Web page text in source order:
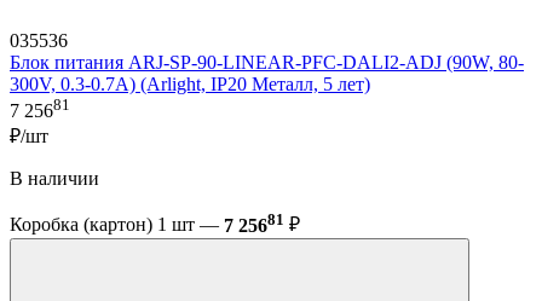
035536
Блок питания ARJ-SP-90-LINEAR-PFC-DALI2-ADJ (90W, 80-
300V, 0.3-0.7A) (Arlight, IP20 Металл, 5 лет)
7 25681
₽/шт
В наличии
Коробка (картон) 1 шт — 7 25681 ₽